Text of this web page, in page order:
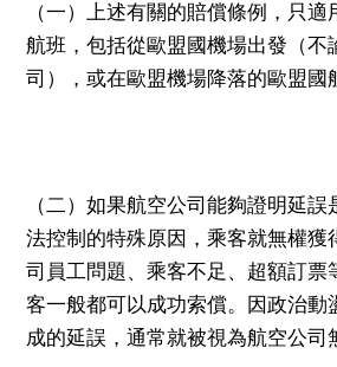
（一）上述有關的賠償條例，只
航班，包括從歐盟國機場出發（不
司），或在歐盟機場降落的歐盟國
（二）如果航空公司能夠證明延
法控制的特殊原因，乘客就無權獲
司員工問題、乘客不足、超額訂票
客一般都可以成功索償。因政治動
成的延誤，通常就被視為航空公司